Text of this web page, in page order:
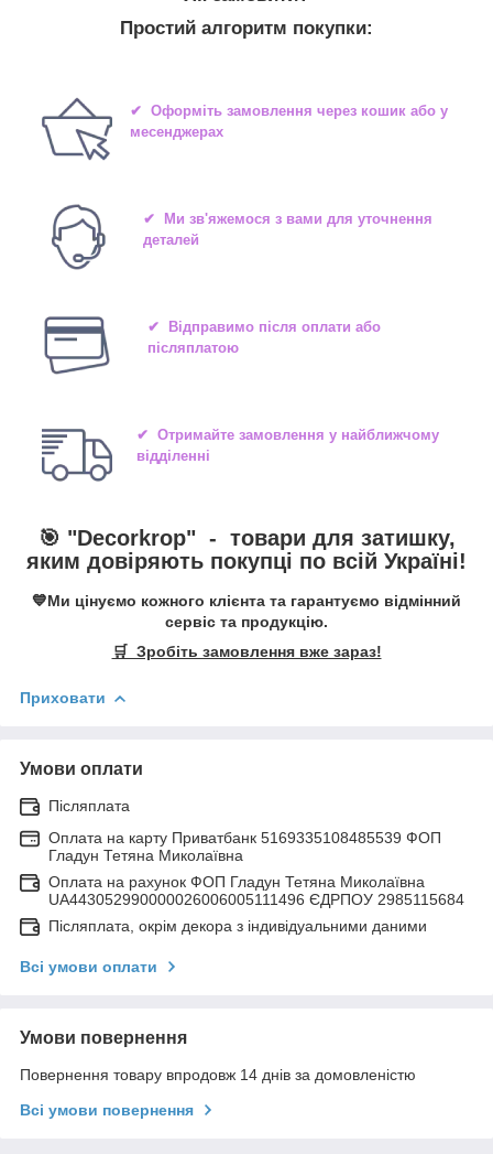
Простий алгоритм покупки:
✔ Оформіть замовлення через кошик або у
месенджерах
✔ Ми зв'яжемося з вами для уточнення
деталей
✔ Відправимо після оплати або
післяплатою
✔ Отримайте замовлення у найближчому
відділенні
🎯 "Decorkrop" - товари для затишку,
яким довіряють покупці по всій Україні!
💙Ми цінуємо кожного клієнта та гарантуємо відмінний
сервіс та продукцію.
🛒 Зробіть замовлення вже зараз!
Приховати
Умови оплати
Післяплата
Оплата на карту Приватбанк 5169335108485539 ФОП
Гладун Тетяна Миколаївна
Оплата на рахунок ФОП Гладун Тетяна Миколаївна
UA443052990000026006005111496 ЄДРПОУ 2985115684
Післяплата, окрім декора з індивідуальними даними
Всі умови оплати
Умови повернення
Повернення товару впродовж 14 днів за домовленістю
Всі умови повернення